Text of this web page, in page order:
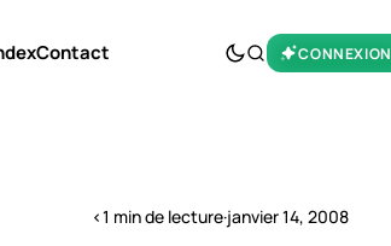
Contact CONNEXION
<1 min de lecture·janvier 14, 2008